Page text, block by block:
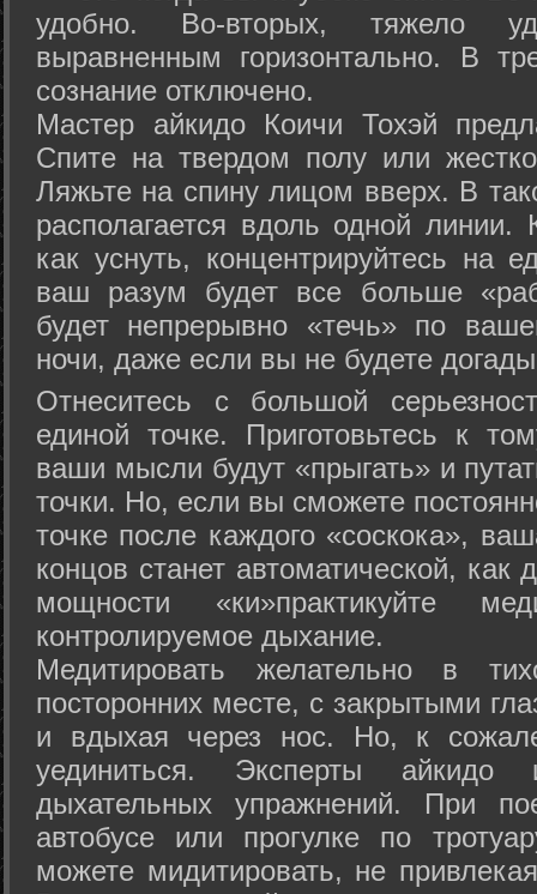
удобно. Во-вторых, тяжело
выравненным горизонтально. В
сознание отключено.
Мастер айкидо Коичи Тохэй
Спите на твердом полу или
Ляжьте на спину лицом вверх. В
располагается вдоль одной
как уснуть, концентрируйтесь на
ваш разум будет все больше
будет непрерывно «течь» по
ночи, даже если вы не будете
Отнеситесь с большой
единой точке. Приготовьтесь к
ваши мысли будут «прыгать» и
точки. Но, если вы сможете
точке после каждого «соскока»,
концов станет автоматической,
мощности «ки»практикуйте
контролируемое дыхание.
Медитировать желательно в
посторонних месте, с закрытыми
и вдыхая через нос. Но, к
уединиться. Эксперты айкидо
дыхательных упражнений. При
автобусе или прогулке по
можете мидитировать, не